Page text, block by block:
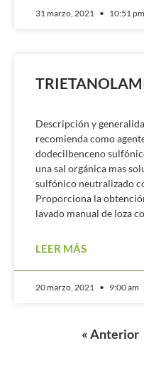
31 marzo, 2021 10:51 pm
Descripción y
recomienda como
dodecilbenceno
una sal orgánica mas
sulfónico neutralizado
Proporciona la
lavado manual de loza
LEER MÁS
20 marzo, 2021 9:00 am
« Anterior